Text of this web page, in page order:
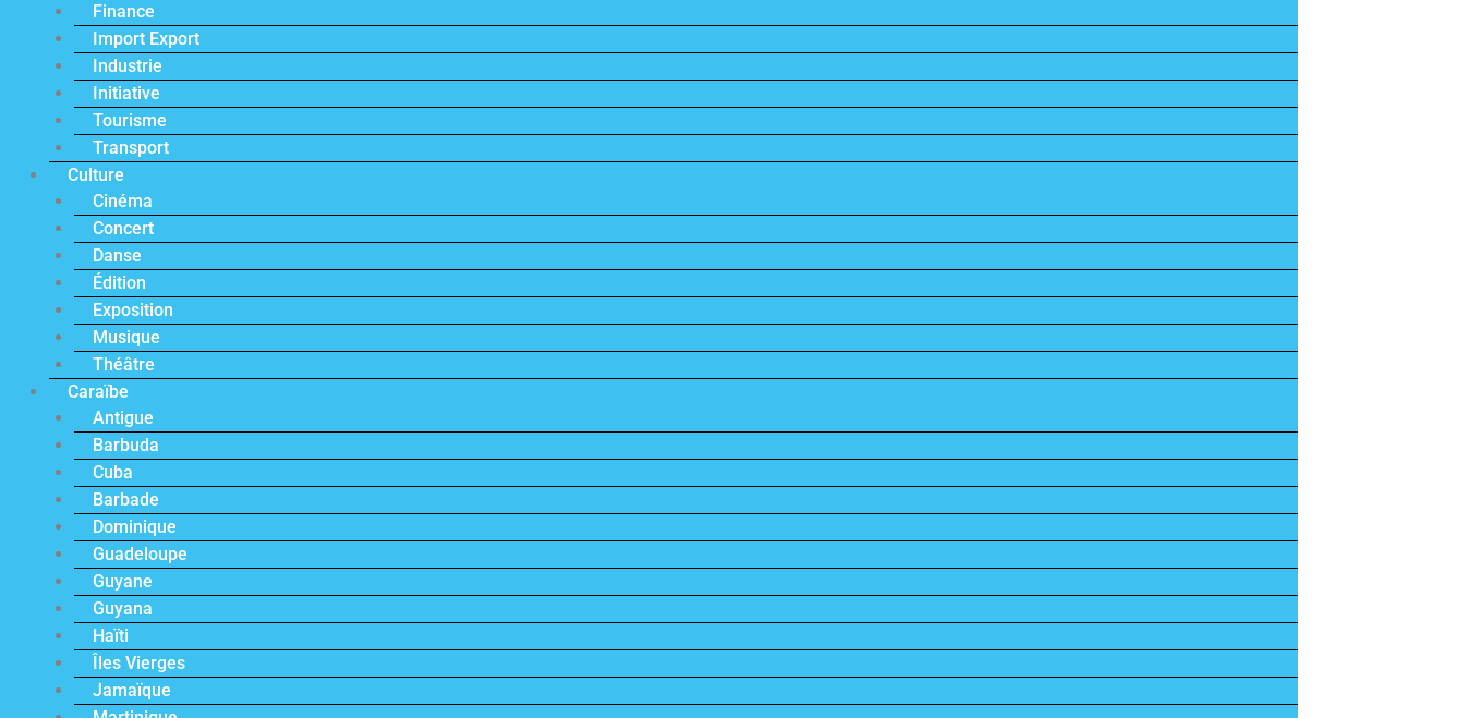
Finance
Import Export
Industrie
Initiative
Tourisme
Transport
Culture
Cinéma
Concert
Danse
Édition
Exposition
Musique
Théâtre
Caraïbe
Antigue
Barbuda
Cuba
Barbade
Dominique
Guadeloupe
Guyane
Guyana
Haïti
Îles Vierges
Jamaïque